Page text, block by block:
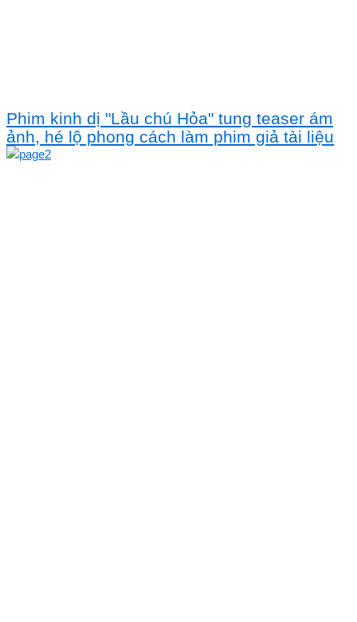
Phim kinh dị "Lầu chú Hỏa" tung teaser ám
ảnh, hé lộ phong cách làm phim giả tài liệu